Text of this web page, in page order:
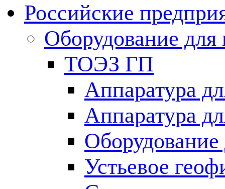
Российские
Оборудование для
ТОЭЗ ГП
Аппаратура
Аппаратура
Устьевое